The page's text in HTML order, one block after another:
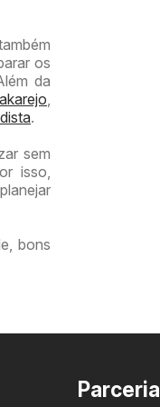
os
da
,
.
sem
isso,
bons
Parceria